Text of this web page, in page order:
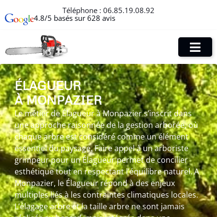
Téléphone : 06.85.19.08.92
4.8/5 basés sur 628 avis
ÉLAGUEUR
À MONPAZIER
Le métier de Élagueur à Monpazier s’inscrit dans
une approche raisonnée de la gestion arborée, où
chaque arbre est considéré comme un élément
essentiel du paysage. Faire appel à un arboriste
grimpeur pour un Élagueur permet de concilier
esthétique tout en respectant l’équilibre naturel. A
Monpazier, le Élagueur répond à des enjeux
multiples liés à les contraintes climatiques locales.
L’élagage arbre et la taille arbre ne sont jamais